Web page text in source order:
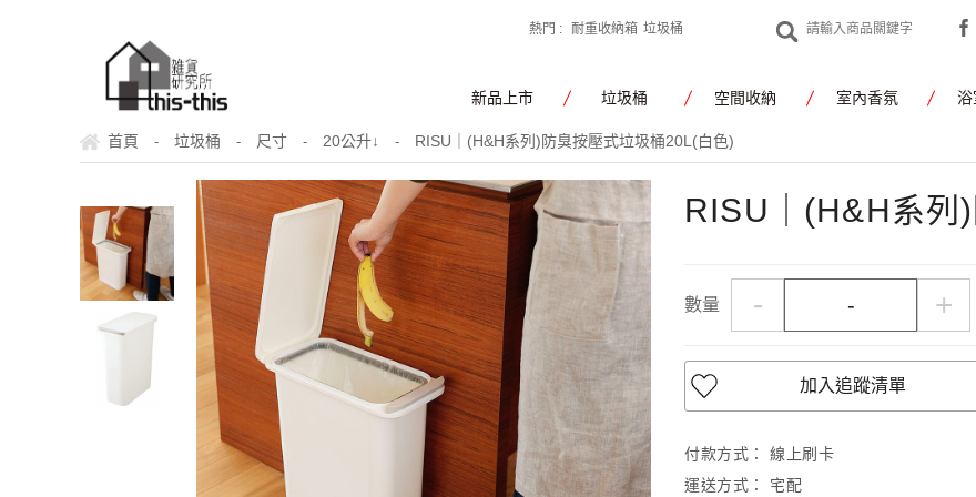
熱門 : 耐重收納箱 垃圾桶
新品上市 垃圾桶 空間收納 室內香氛
首頁 - 垃圾桶 - 尺寸 - 20公升↓ - RISU｜(H&H系列)防臭按壓式垃圾桶20L(白色)
RISU｜(H&H系列
數量 - +
加入追蹤清單
付款方式：
線上刷卡
運送方式：
宅配